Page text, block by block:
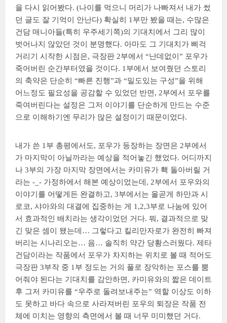
을 다시 읽어봤다. (나이를 먹으니 머리가 나빠져서 내가 썼
던 글도 잘 기억이 안난다) 확실히 1부만 봤을 때는, 수많은
건담 매니아들(특히 우주세기쪽)의 기대치에서 그리 많이
벗어나지 않았던 것이 분명했다. 아마도 그 기대치가 삐걱
거리기 시작한 시점은, 극장판 2부에서 “난데없이” 포우가
죽어버린 순간부터였을 것이다. 1부에서 보여줬던 스토리
의 축약은 단순히 “빠른 진행”과 “밀도있는 구성”을 위해
어느정도 필요성을 공감할 수 있었던 반면, 2부에서 포우를
죽여버린다는 설정은 그저 이야기를 단순하게 만드는 수준
으로 이해하기엔 무리가 많은 설정이기 때문이었다.
내가 쓴 1부 총평에서도, 포우가 등장하는 장면은 2부에서
가 마지막이 아닐까라는 예상을 적어놓긴 했었다. 어디까지
나 3부의 가장 마지막 장면에서는 카미유가 홱 돌아버릴 거
라는 -_- 가정하에서 해본 예상이었는데, 2부에서 포우와의
이야기를 어떻게든 완결하고, 3부에서는 올곧게 하만과 시
로코, 샤아와의 대결에 집중하는 게 1,2,3부로 나눔에 있어
서 효과적인 배치라는 생각이었던 거다. 뭐, 결과적으로 맞
긴 맞은 셈이 됐는데… 그렇다고 킬리만자로가 완전히 빠져
버리는 시나리오는… 음… 솔직히 약간 당황스러웠다. 제타
건담이라는 작품에서 포우가 차지하는 위치로 볼 때 적어도
극장판 3부작 중 1부 정도는 거의 풀로 장악하는 포스를 뿜
어줘야 된다는 기대치를 감안하면, 카미유와의 짧은 데이트
후 그저 카미유를 “우주로 돌려보내주는” 역할 이상도 이하
도 못하고 바다 속으로 사라져버린 포우의 퇴장은 작품 전
체에 미치는 영향의 측면에서 볼 때 너무 미미했던 거다.